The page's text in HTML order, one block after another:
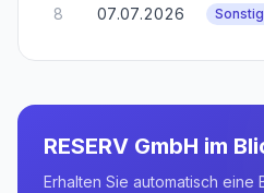
8 07.07.2026
RESERV GmbH im
Erhalten Sie automatisch eine